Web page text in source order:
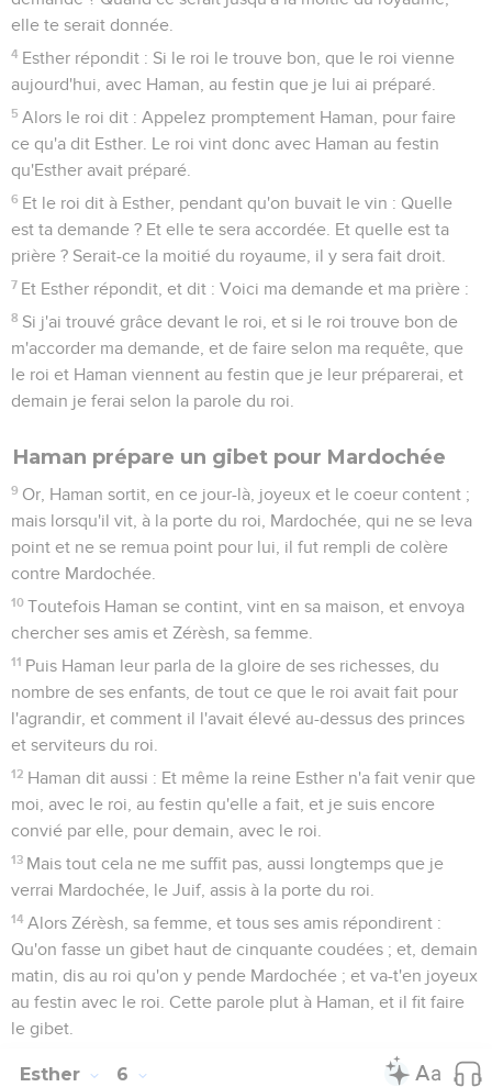
elle te serait donnée.
4 Esther répondit : Si le roi le trouve bon, que le roi vienne
aujourd'hui, avec Haman, au festin que je lui ai préparé.
5 Alors le roi dit : Appelez promptement Haman, pour faire
ce qu'a dit Esther. Le roi vint donc avec Haman au festin
qu'Esther avait préparé.
6 Et le roi dit à Esther, pendant qu'on buvait le vin : Quelle
est ta demande ? Et elle te sera accordée. Et quelle est ta
prière ? Serait-ce la moitié du royaume, il y sera fait droit.
7 Et Esther répondit, et dit : Voici ma demande et ma prière :
8 Si j'ai trouvé grâce devant le roi, et si le roi trouve bon de
m'accorder ma demande, et de faire selon ma requête, que
le roi et Haman viennent au festin que je leur préparerai, et
demain je ferai selon la parole du roi.
Haman prépare un gibet pour Mardochée
9 Or, Haman sortit, en ce jour-là, joyeux et le coeur content ;
mais lorsqu'il vit, à la porte du roi, Mardochée, qui ne se leva
point et ne se remua point pour lui, il fut rempli de colère
contre Mardochée.
10 Toutefois Haman se contint, vint en sa maison, et envoya
chercher ses amis et Zérèsh, sa femme.
11 Puis Haman leur parla de la gloire de ses richesses, du
nombre de ses enfants, de tout ce que le roi avait fait pour
l'agrandir, et comment il l'avait élevé au-dessus des princes
et serviteurs du roi.
12 Haman dit aussi : Et même la reine Esther n'a fait venir que
moi, avec le roi, au festin qu'elle a fait, et je suis encore
convié par elle, pour demain, avec le roi.
13 Mais tout cela ne me suffit pas, aussi longtemps que je
verrai Mardochée, le Juif, assis à la porte du roi.
14 Alors Zérèsh, sa femme, et tous ses amis répondirent :
Qu'on fasse un gibet haut de cinquante coudées ; et, demain
matin, dis au roi qu'on y pende Mardochée ; et va-t'en joyeux
au festin avec le roi. Cette parole plut à Haman, et il fit faire
le gibet.
Esther 6